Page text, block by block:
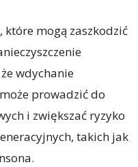
które mogą zaszkodzić
wdychanie
prowadzić do
i zwiększać ryzyko
takich jak